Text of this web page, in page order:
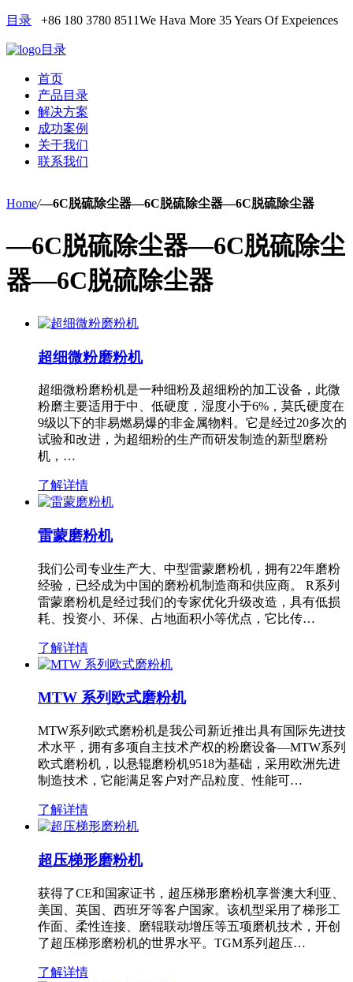
目录 +86 180 3780 8511We Hava More 35 Years Of Expeiences
目录
首页
产品目录
解决方案
成功案例
关于我们
联系我们
Home/—6C脱硫除尘器—6C脱硫除尘器—6C脱硫除尘器
—6C脱硫除尘器—6C脱硫除尘
器—6C脱硫除尘器
超细微粉磨粉机
超细微粉磨粉机是一种细粉及超细粉的加工设备，此微
粉磨主要适用于中、低硬度，湿度小于6%，莫氏硬度在
9级以下的非易燃易爆的非金属物料。它是经过20多次的
试验和改进，为超细粉的生产而研发制造的新型磨粉
机，…
了解详情
雷蒙磨粉机
我们公司专业生产大、中型雷蒙磨粉机，拥有22年磨粉
经验，已经成为中国的磨粉机制造商和供应商。 R系列
雷蒙磨粉机是经过我们的专家优化升级改造，具有低损
耗、投资小、环保、占地面积小等优点，它比传…
了解详情
MTW 系列欧式磨粉机
MTW系列欧式磨粉机是我公司新近推出具有国际先进技
术水平，拥有多项自主技术产权的粉磨设备—MTW系列
欧式磨粉机，以悬辊磨粉机9518为基础，采用欧洲先进
制造技术，它能满足客户对产品粒度、性能可…
了解详情
超压梯形磨粉机
获得了CE和国家证书，超压梯形磨粉机享誉澳大利亚、
美国、英国、西班牙等客户国家。该机型采用了梯形工
作面、柔性连接、磨辊联动增压等五项磨机技术，开创
了超压梯形磨粉机的世界水平。TGM系列超压…
了解详情